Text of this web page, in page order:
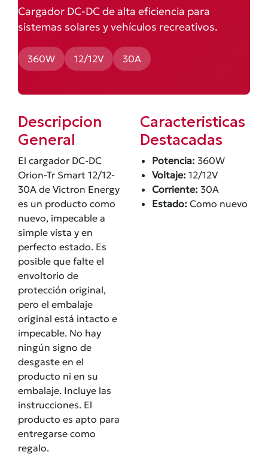
Cargador DC-DC de alta eficiencia para
sistemas solares y vehículos recreativos.
360W 12/12V 30A
Descripcion
General
El cargador DC-DC
Orion-Tr Smart 12/12-
30A de Victron Energy
es un producto como
nuevo, impecable a
simple vista y en
perfecto estado. Es
posible que falte el
envoltorio de
protección original,
pero el embalaje
original está intacto e
impecable. No hay
ningún signo de
desgaste en el
producto ni en su
embalaje. Incluye las
instrucciones. El
producto es apto para
entregarse como
regalo.
Caracteristicas
Destacadas
Potencia: 360W
Voltaje: 12/12V
Corriente: 30A
Estado: Como nuevo